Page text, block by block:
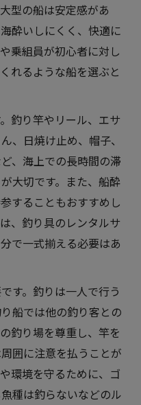
型の船は安定感があ
酔いしにくく、快適に
乗組員が初心者に対し
れるような船を選ぶと
釣り竿やリール、エサ
、日焼け止め、帽子、
、海上での長時間の滞
大切です。また、船酔
することもおすすめし
、釣り具のレンタルサ
で一式揃える必要はあ
す。釣りは一人で行う
船では他の釣り客との
釣り場を尊重し、竿を
囲に注意を払うことが
環境を守るために、ゴ
種は釣らないなどのル